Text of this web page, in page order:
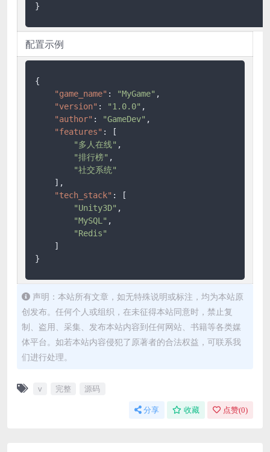
}
配置示例
{
"game_name" : "MyGame" ,
"version" : "1.0.0" ,
"author" : "GameDev" ,
"features" :
[
"多人在线" ,
"排行榜" ,
"社交系统"
] ,
"tech_stack" :
[
"Unity3D" ,
"MySQL" ,
"Redis"
]
}
声明：本站所有文章，如无特殊说明或标注，均为本站原
创发布。任何个人或组织，在未征得本站同意时，禁止复
制、盗用、采集、发布本站内容到任何网站、书籍等各类媒
体平台。如若本站内容侵犯了原著者的合法权益，可联系我
们进行处理。
v 完整 源码
分享 收藏 点赞(0)